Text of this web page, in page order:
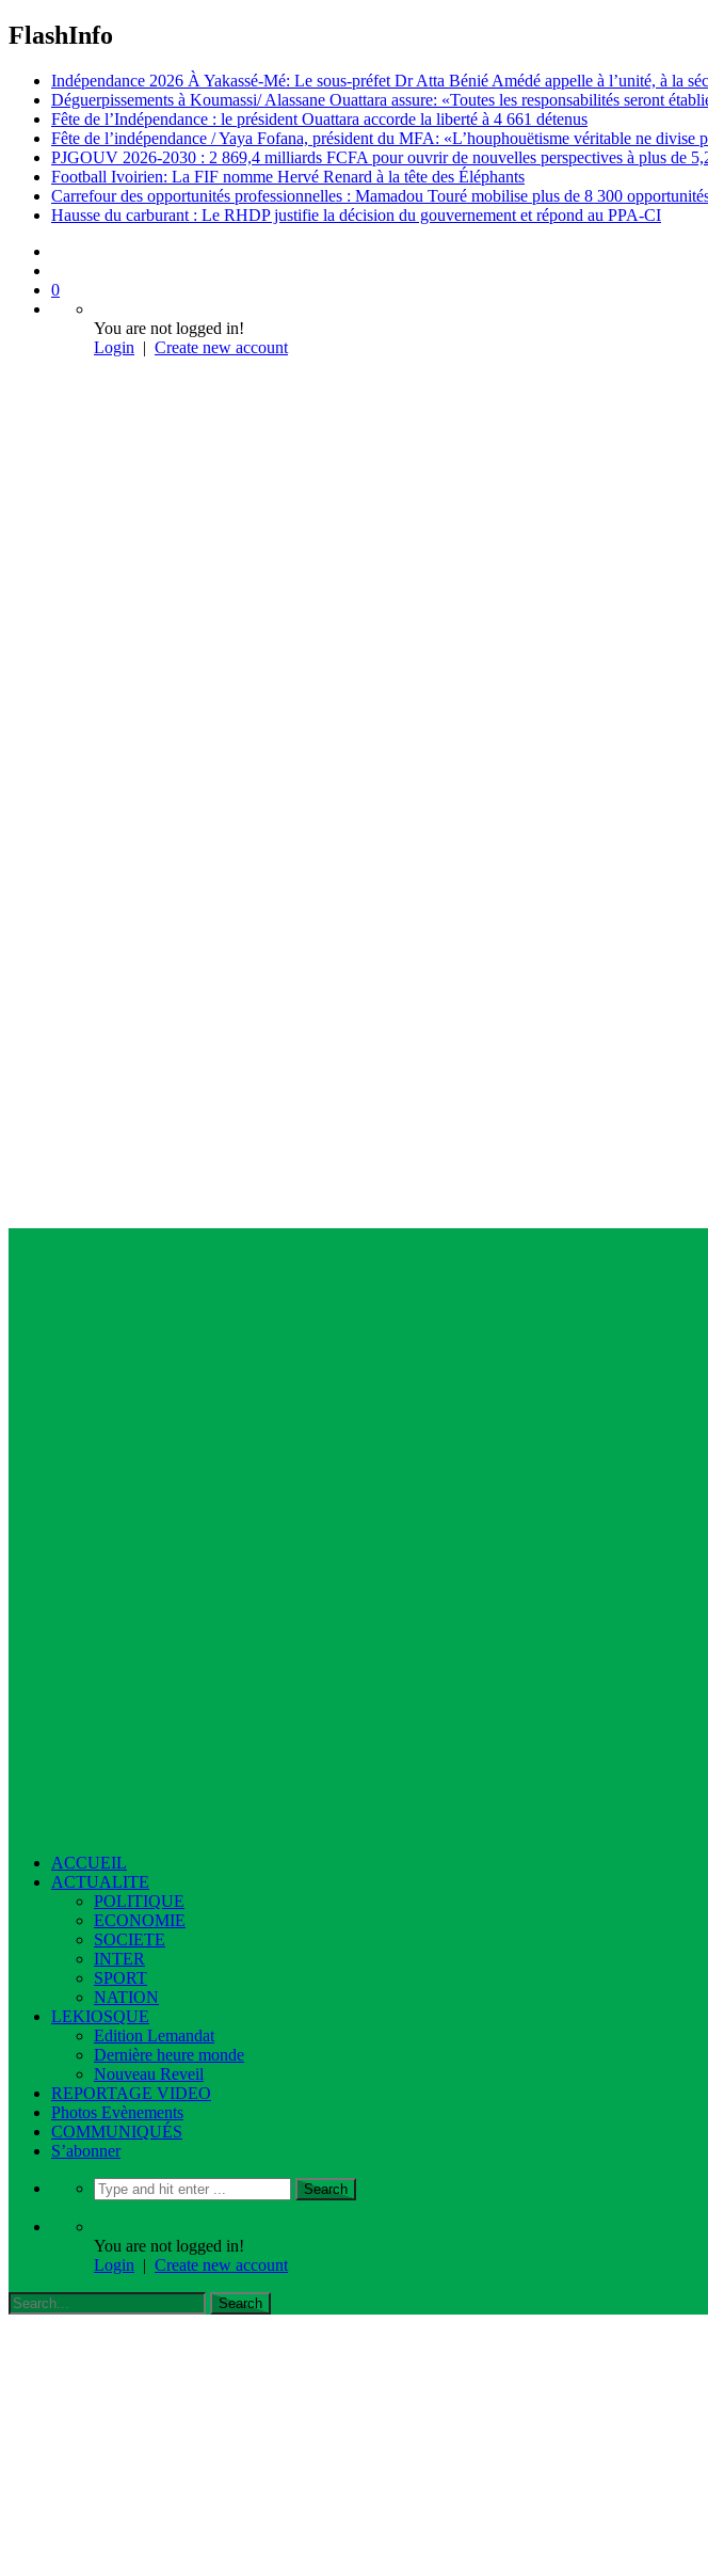
FlashInfo
Indépendance 2026 À Yakassé-Mé: Le sous-préfet Dr Atta Bénié Amédé appelle à l’unité, à la
Déguerpissements à Koumassi/ Alassane Ouattara assure: «Toutes les responsabilités seront
Fête de l’Indépendance : le président Ouattara accorde la liberté à 4 661 détenus
Fête de l’indépendance / Yaya Fofana, président du MFA: «L’houphouëtisme véritable ne divise
PJGOUV 2026-2030 : 2 869,4 milliards FCFA pour ouvrir de nouvelles perspectives à plus de
Football Ivoirien: La FIF nomme Hervé Renard à la tête des Éléphants
Carrefour des opportunités professionnelles : Mamadou Touré mobilise plus de 8 300
Hausse du carburant : Le RHDP justifie la décision du gouvernement et répond au PPA-CI
0
You are not logged in!
Login | Create new account
ACCUEIL
ACTUALITE
POLITIQUE
ECONOMIE
SOCIETE
INTER
SPORT
NATION
LEKIOSQUE
Edition Lemandat
Dernière heure monde
Nouveau Reveil
REPORTAGE VIDEO
Photos Evènements
COMMUNIQUÉS
S’abonner
You are not logged in!
Login | Create new account